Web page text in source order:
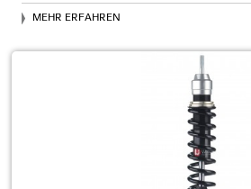
MEHR ERFAHREN